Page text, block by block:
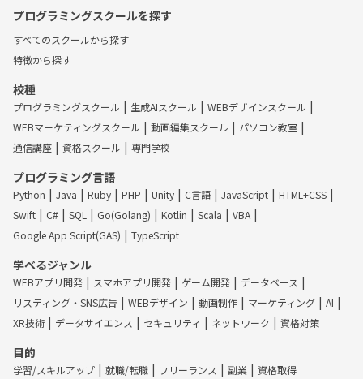
プログラミングスクールを探す
すべてのスクールから探す
特徴から探す
校種
プログラミングスクール 生成AIスクール
WEBデザインスクール
WEBマーケティングスクール
動画編集スクール
パソコン教室
通信講座
資格スクール 専門学校
プログラミング言語
Python Java Ruby PHP Unity C言語 JavaScript
HTML+CSS
Swift
C# SQL Go(Golang) Kotlin Scala
VBA
Google App Script(GAS)
TypeScript
学べるジャンル
WEBアプリ開発 スマホアプリ開発 ゲーム開発
データベース
リスティング・SNS広告
WEBデザイン 動画制作 マーケティング
AI
XR技術
データサイエンス セキュリティ ネットワーク 資格対策
目的
学習/スキルアップ 就職/転職 フリーランス 副業 資格取得